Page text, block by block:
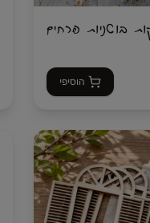
בוטניות פרחים
הוסיפי